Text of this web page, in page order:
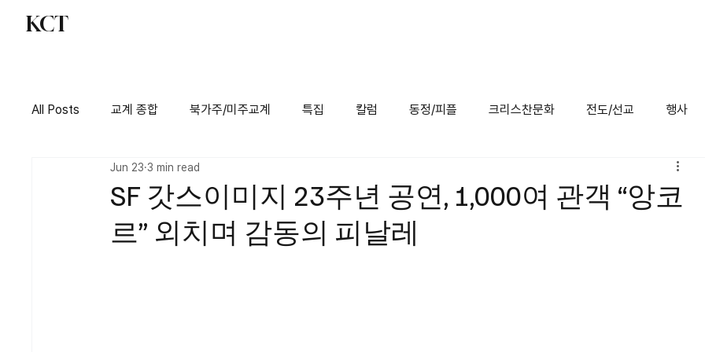
KCT
All Posts 교계 종합 북가주/미주교계 특집 칼럼 동정/피플 크리스찬문화 전도/선교 행사
SF 갓스이미지 23주년 공연, 1,000여 관객 “앙코
르” 외치며 감동의 피날레
Jun 23 3 min read